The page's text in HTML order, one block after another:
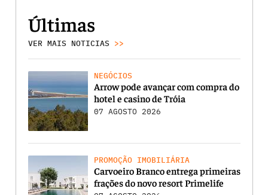
Últimas
VER MAIS NOTICIAS >>
NEGÓCIOS
Arrow pode avançar com compra do
hotel e casino de Tróia
07 AGOSTO 2026
PROMOÇÃO IMOBILIÁRIA
Carvoeiro Branco entrega primeiras
frações do novo resort Primelife